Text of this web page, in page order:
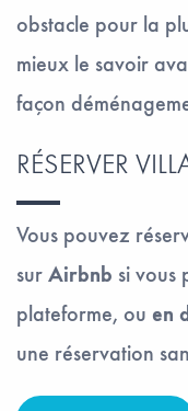
obstacle pour la
mieux le savoir
façon
RÉSERVER
Vous pouvez
sur Airbnb si vous
plateforme, ou en
une réservation